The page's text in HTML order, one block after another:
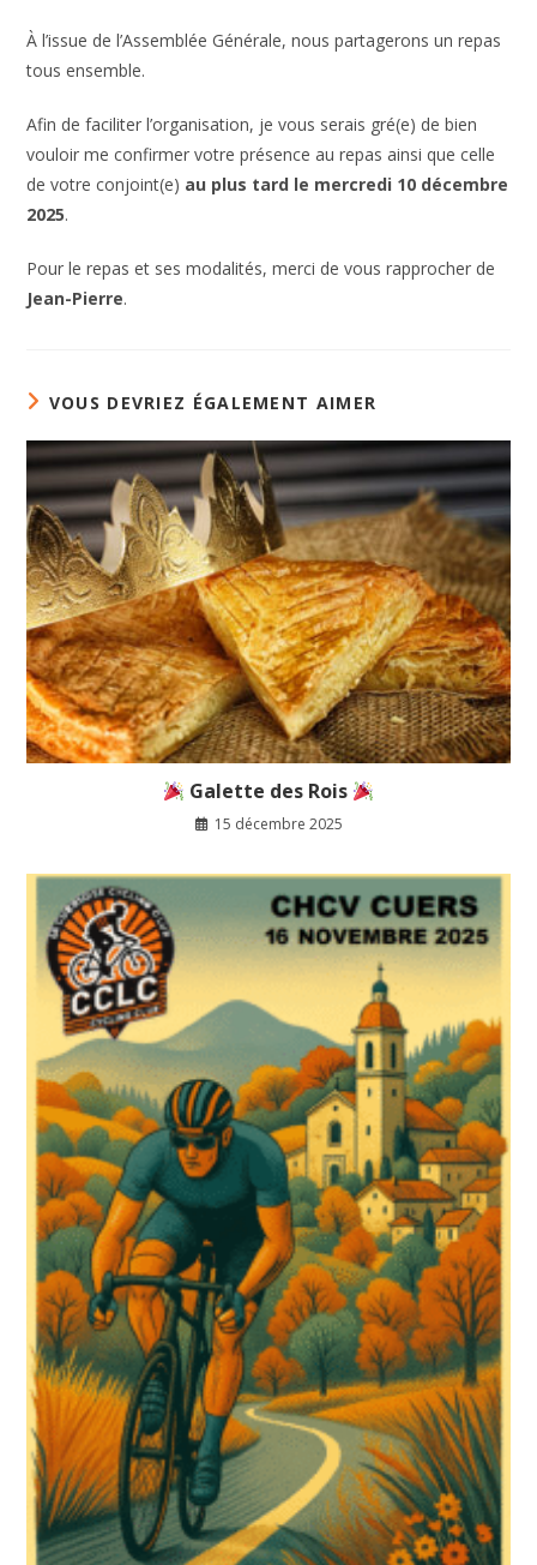
À l’issue de l’Assemblée Générale, nous partagerons un repas
tous ensemble.
Afin de faciliter l’organisation, je vous serais gré(e) de bien
vouloir me confirmer votre présence au repas ainsi que celle
de votre conjoint(e) au plus tard le mercredi 10 décembre
2025.
Pour le repas et ses modalités, merci de vous rapprocher de
Jean-Pierre.
VOUS DEVRIEZ ÉGALEMENT AIMER
Galette des Rois
15 décembre 2025